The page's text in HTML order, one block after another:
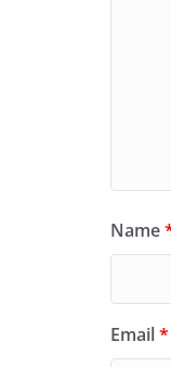
Name
Email*